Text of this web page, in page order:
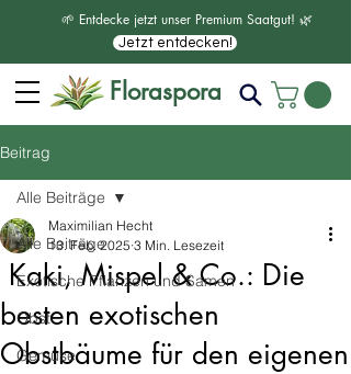
🌱 Entdecke jetzt unser Premium Saatgut! 🌿
Jetzt entdecken!
Floraspora
Beitrag
Alle Beiträge
Exotische Pflanzen und Samen
Obst
Gemüse
Alle Beiträge
Kaki, Mispel & Co.: Die
besten exotischen
Obstbäume für den eigenen
Maximilian Hecht
13. Feb. 2025 3 Min. Lesezeit